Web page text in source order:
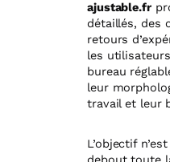
ajustable.fr
détaillés, des
retours
les
bureau
leur
travail et leur
L’objectif